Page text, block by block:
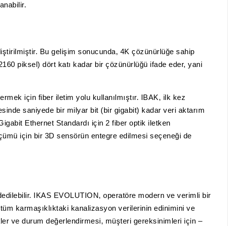
Bu gelişim sonucunda, 4K çözünürlüğe sahip
piksel) dört katı kadar bir çözünürlüğü ifade eder, yani
için fiber iletim yolu kullanılmıştır. IBAK, ilk kez
saniyede bir milyar bit (bir gigabit) kadar veri aktarım
Ethernet Standardı için 2 fiber optik iletken
için bir 3D sensörün entegre edilmesi seçeneği de
IKAS EVOLUTION, operatöre modern ve verimli bir
karmaşıklıktaki kanalizasyon verilerinin edinimini ve
ve durum değerlendirmesi, müşteri gereksinimleri için –